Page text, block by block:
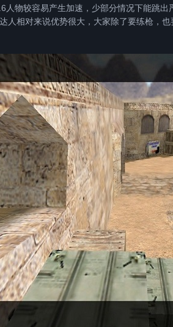
人物较容易产生加速，少部分情况下能跳
人相对来说优势很大，大家除了要练枪，